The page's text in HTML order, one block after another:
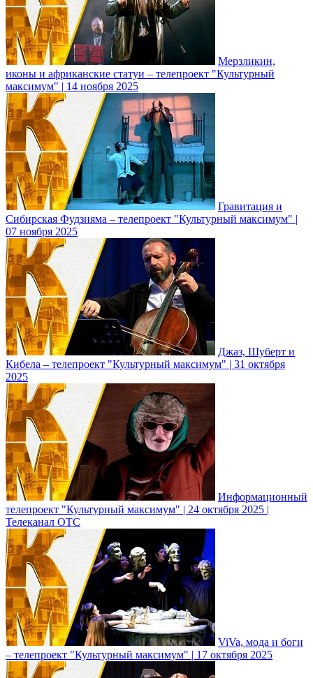
Мерзликин,
иконы и африканские статуи – телепроект "Культурный
максимум" | 14 ноября 2025
Гравитация и
Сибирская Фудзияма – телепроект "Культурный максимум" |
07 ноября 2025
Джаз, Шуберт и
Кибела – телепроект "Культурный максимум" | 31 октября
2025
Информационный
телепроект "Культурный максимум" | 24 октября 2025 |
Телеканал ОТС
ViVa, мода и боги
– телепроект "Культурный максимум" | 17 октября 2025